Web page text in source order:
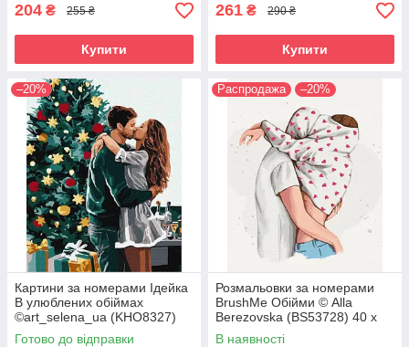
204 ₴ 255 ₴
Купити
261 ₴ 290 ₴
Купити
–20%
Картини за номерами Ідейка
В улюблених обіймах
©art_selena_ua (KHO8327)
40 х 50 см
Готово до відправки
Распродажа –20%
Розмальовки за номерами
BrushMe Обійми © Alla
Berezovska (BS53728) 40 х
50 см
В наявності